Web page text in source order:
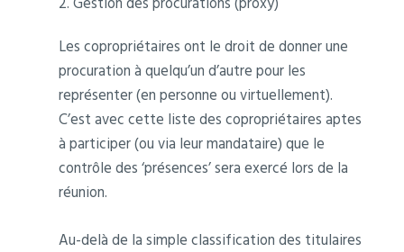
Les copropriétaires ont le droit de donner une
procuration à quelqu’un d’autre pour les
représenter (en personne ou virtuellement).
C’est avec cette liste des copropriétaires aptes
à participer (ou via leur mandataire) que le
contrôle des ‘présences’ sera exercé lors de la
réunion.
Au-delà de la simple classification des titulaires